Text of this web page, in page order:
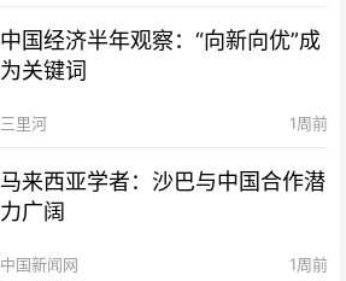
中国经济半年观察：“向新向优”成
为关键词
三里河 1周前
马来西亚学者：沙巴与中国合作潜
力广阔
中国新闻网 1周前